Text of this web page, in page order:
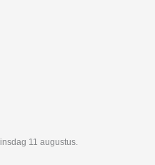
11 augustus.